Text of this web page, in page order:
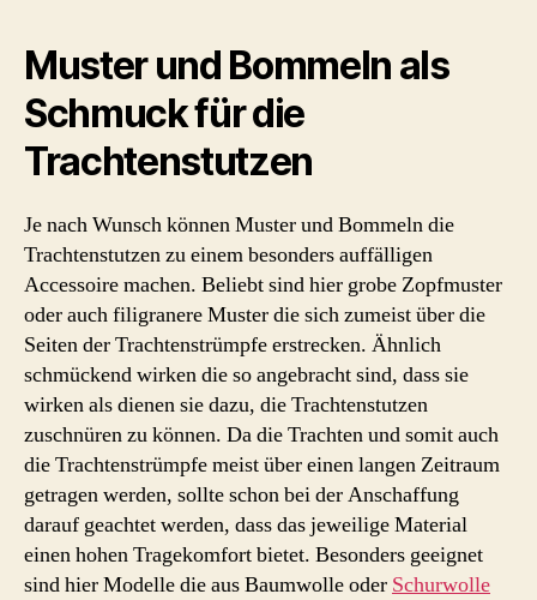
Muster und Bommeln als
Schmuck für die
Trachtenstutzen
Je nach Wunsch können Muster und Bommeln die
Trachtenstutzen zu einem besonders auffälligen
Accessoire machen. Beliebt sind hier grobe Zopfmuster
oder auch filigranere Muster die sich zumeist über die
Seiten der Trachtenstrümpfe erstrecken. Ähnlich
schmückend wirken die so angebracht sind, dass sie
wirken als dienen sie dazu, die Trachtenstutzen
zuschnüren zu können. Da die Trachten und somit auch
die Trachtenstrümpfe meist über einen langen Zeitraum
getragen werden, sollte schon bei der Anschaffung
darauf geachtet werden, dass das jeweilige Material
einen hohen Tragekomfort bietet. Besonders geeignet
sind hier Modelle die aus Baumwolle oder Schurwolle